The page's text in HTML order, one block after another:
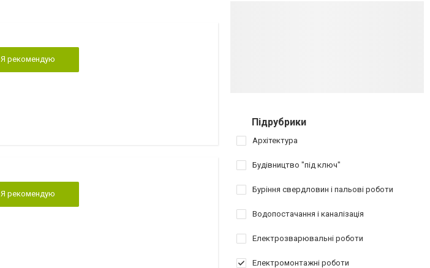
Я рекомендую
Я рекомендую
Підрубрики
Архітектура
Будівництво "під ключ"
Буріння свердловин і пальові роботи
Водопостачання і каналізація
Електрозварювальні роботи
Електромонтажні роботи